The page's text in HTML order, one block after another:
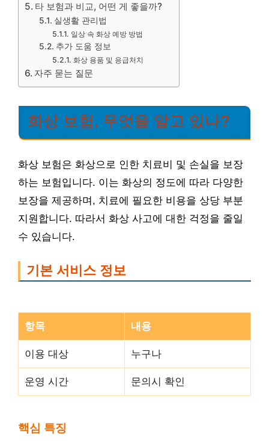
타 보험과 비교, 어떤 게 좋을까?
실생활 관리법
일상 속 화상 예방 방법
추가 도움 정보
화상 용품 및 응급처치
자주 묻는 질문
화상 보험, 무엇을 알고 있나?
화상 보험은 화상으로 인한 치료비 및 손실을 보장
하는 보험입니다. 이는 화상의 정도에 따라 다양한
보장을 제공하며, 치료에 필요한 비용을 상당 부분
지원합니다. 따라서 화상 사고에 대한 걱정을 줄일
수 있습니다.
기본 서비스 정보
항목 내용
이용 대상 누구나
운영 시간 문의시 확인
핵심 특징